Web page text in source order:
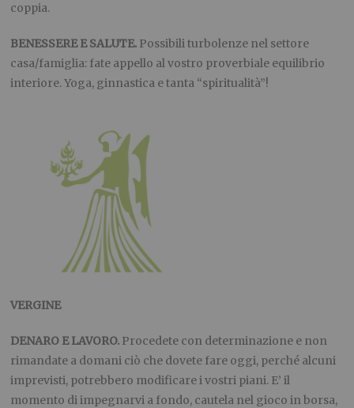
coppia.
BENESSERE E SALUTE. Possibili turbolenze nel settore
casa/famiglia: fate appello al vostro proverbiale equilibrio
interiore. Yoga, ginnastica e tanta “spiritualità”!
VERGINE
DENARO E LAVORO. Procedete con determinazione e non
rimandate a domani ciò che dovete fare oggi, perché alcuni
imprevisti, potrebbero modificare i vostri piani. E’ il
momento di impegnarvi a fondo, cautela nel gioco in borsa,